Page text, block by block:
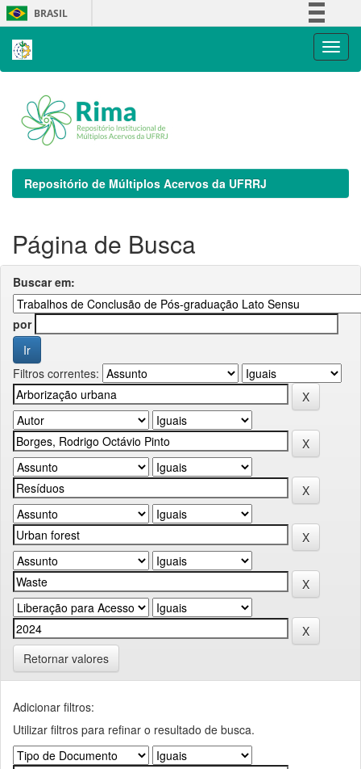
Skip
navigation
BRASIL
Repositório de Múltiplos Acervos da UFRRJ
Página de Busca
Buscar em:
por
Filtros correntes:
Retornar valores
Adicionar filtros:
Utilizar filtros para refinar o resultado de busca.